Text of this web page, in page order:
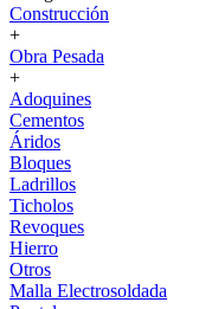
Construcción
+
Obra Pesada
+
Adoquines
Cementos
Áridos
Bloques
Ladrillos
Ticholos
Revoques
Hierro
Otros
Malla Electrosoldada